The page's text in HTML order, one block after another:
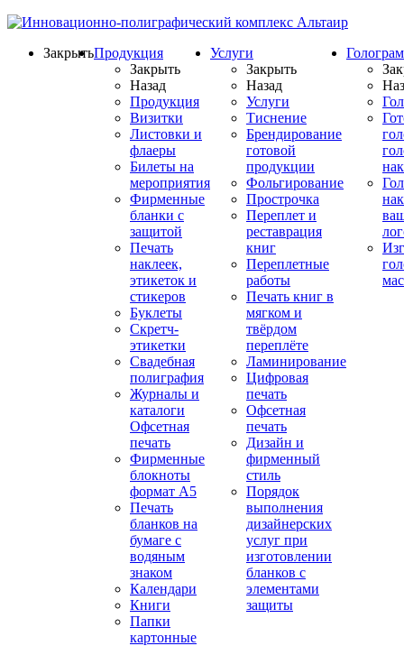
ЗакрытьПродукция
Закрыть
Назад
Продукция
Визитки
Листовки и
флаеры
Билеты на
мероприятия
Фирменные
бланки с
защитой
Печать
наклеек,
этикеток и
стикеров
Буклеты
Скретч-
этикетки
Свадебная
полиграфия
Журналы и
каталоги
Офсетная
печать
Фирменные
блокноты
формат А5
Печать
бланков на
бумаге с
водяным
знаком
Календари
Книги
Папки
картонные
Услуги
Закрыть
Назад
Услуги
Тиснение
Брендирование
готовой
продукции
Фольгирование
Прострочка
Переплет и
реставрация
книг
Переплетные
работы
Печать книг в
мягком и
твёрдом
переплёте
Ламинирование
Цифровая
печать
Офсетная
печать
Дизайн и
фирменный
стиль
Порядок
выполнения
дизайнерских
услуг при
изготовлении
бланков с
элементами
защиты